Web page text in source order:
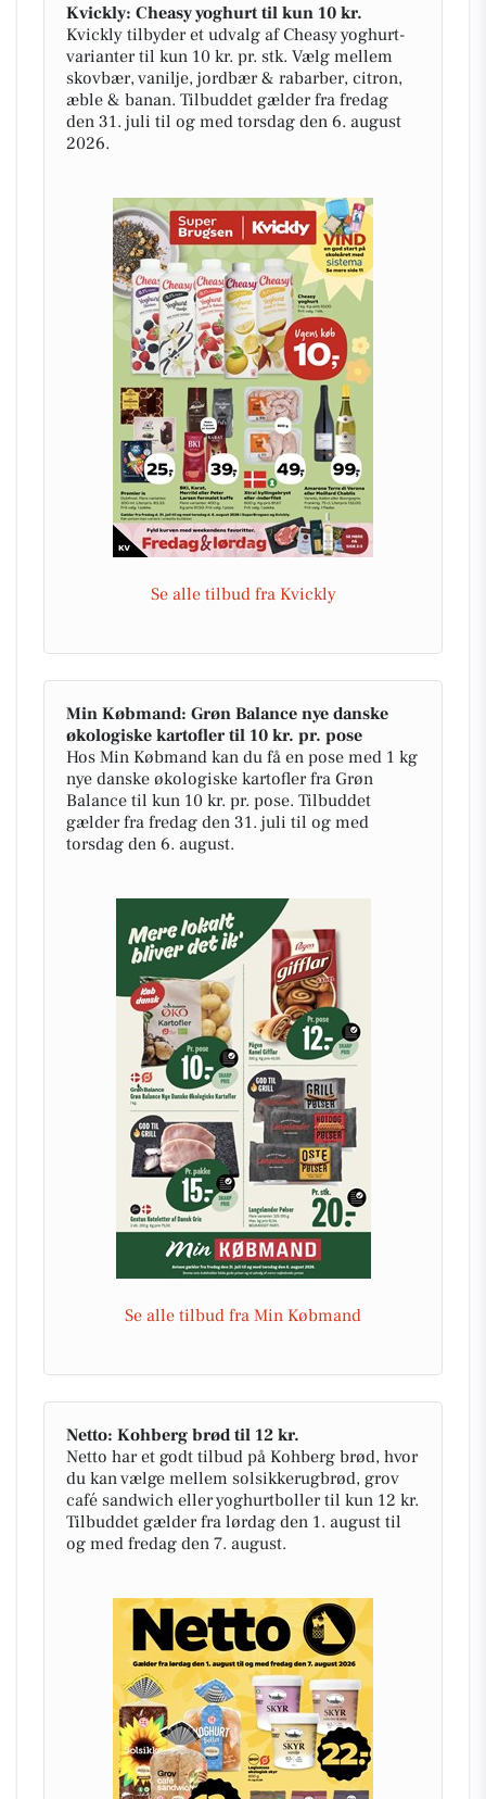
Kvickly: Cheasy yoghurt til kun 10 kr.
Kvickly tilbyder et udvalg af Cheasy yoghurt-
varianter til kun 10 kr. pr. stk. Vælg mellem
skovbær, vanilje, jordbær & rabarber, citron,
æble & banan. Tilbuddet gælder fra fredag
den 31. juli til og med torsdag den 6. august
2026.
Se alle tilbud fra Kvickly
Min Købmand: Grøn Balance nye danske
økologiske kartofler til 10 kr. pr. pose
Hos Min Købmand kan du få en pose med 1 kg
nye danske økologiske kartofler fra Grøn
Balance til kun 10 kr. pr. pose. Tilbuddet
gælder fra fredag den 31. juli til og med
torsdag den 6. august.
Se alle tilbud fra Min Købmand
Netto: Kohberg brød til 12 kr.
Netto har et godt tilbud på Kohberg brød, hvor
du kan vælge mellem solsikkerugbrød, grov
café sandwich eller yoghurtboller til kun 12 kr.
Tilbuddet gælder fra lørdag den 1. august til
og med fredag den 7. august.